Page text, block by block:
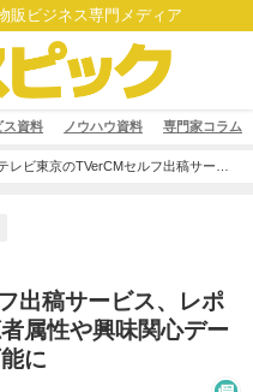
販ビジネス専門メディア
ス資料 ノウハウ資料 専門家コラム
レビ東京のTVerCMセルフ出稿サービ
出稿サービス、レポ
属性や興味関心デー
に